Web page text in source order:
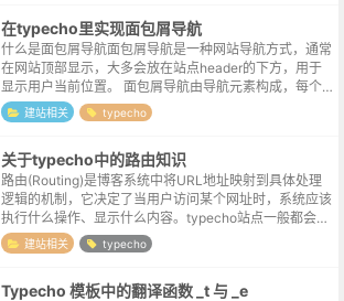
在typecho里实现面包屑导航
什么是面包屑导航面包屑导航是一种网站导航方式，通常
在网站顶部显示，大多会放在站点header的下方，用于
显示用户当前位置。 面包屑导航由导航元素构成，每个
元素代表一个网站导航项，各个元素通常包含对应链接，
供用户跳转。面包屑导航示例首页...
建站相关 typecho
关于typecho中的路由知识
路由(Routing)是博客系统中将URL地址映射到具体处理
逻辑的机制，它决定了当用户访问某个网址时，系统应该
执行什么操作、显示什么内容。typecho站点一般都会开
启伪静态，伪静态通过URL重写将"漂亮"的URL映射到实
际的文件路径...
建站相关 typecho
Typecho 模板中的翻译函数 _t 与 _e